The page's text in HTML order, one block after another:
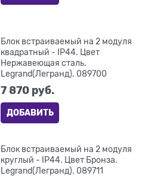
Блок встраиваемый на 2 модуля
квадратный - IP44. Цвет
Нержавеющая сталь.
Legrand(Легранд). 089700
7 870 руб.
ДОБАВИТЬ
Блок встраиваемый на 2 модуля
круглый - IP44. Цвет Бронза.
Legrand(Легранд). 089711